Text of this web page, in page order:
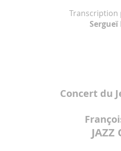
Transcription
Concert du
JAZZ